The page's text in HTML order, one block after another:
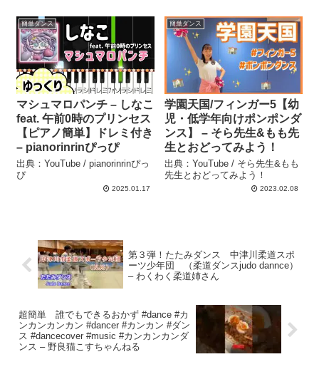
簡単ダンス
マシュマロパンチ – しなこ
feat. 午前0時のプリンセス
【ピアノ簡単】ドレミ付き
– pianorinrinぴっぴ
出典：YouTube / pianorinrinぴっ
ぴ
2025.01.17
簡単ダンス
学園天国/フィンガー5【幼
児・低学年向けポンポンダ
ンス】 – そら先生&もも先
生とおどってみよう！
出典：YouTube / そら先生&もも
先生とおどってみよう！
2023.02.08
第３弾！たたみダンス 中津川柔道スポ
ーツ少年団 （柔道ダンスjudo dannce）
– わくわく柔道姉さん
超簡単 誰でもできるおかず #dance #カ
ンカンカンカン #dancer #カンカン #ダン
ス #dancecover #music #カンカンカンダ
ンス – 野良猫こすちゃんねる